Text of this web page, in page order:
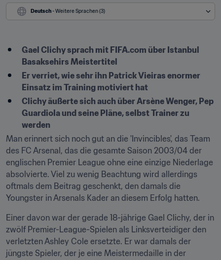
Deutsch - Weitere Sprachen (3)
Gael Clichy sprach mit FIFA.com über Istanbul
Basaksehirs Meistertitel
Er verriet, wie sehr ihn Patrick Vieiras enormer
Einsatz im Training motiviert hat
Clichy äußerte sich auch über Arsène Wenger, Pep
Guardiola und seine Pläne, selbst Trainer zu
werden
Man erinnert sich noch gut an die 'Invincibles', das Team
des FC Arsenal, das die gesamte Saison 2003/04 der
englischen Premier League ohne eine einzige Niederlage
absolvierte. Viel zu wenig Beachtung wird allerdings
oftmals dem Beitrag geschenkt, den damals die
Youngster in Arsenals Kader an diesem Erfolg hatten.
Einer davon war der gerade 18-jährige Gael Clichy, der in
zwölf Premier-League-Spielen als Linksverteidiger den
verletzten Ashley Cole ersetzte. Er war damals der
jüngste Spieler, der je eine Meistermedaille in der